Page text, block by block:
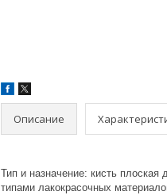
Описание
Тип и назначение: кисть
типами лакокрасочных